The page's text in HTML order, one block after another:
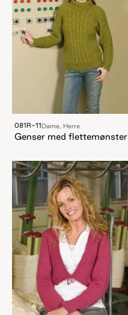
081R-11Dame, Herre
Genser med flettemønster